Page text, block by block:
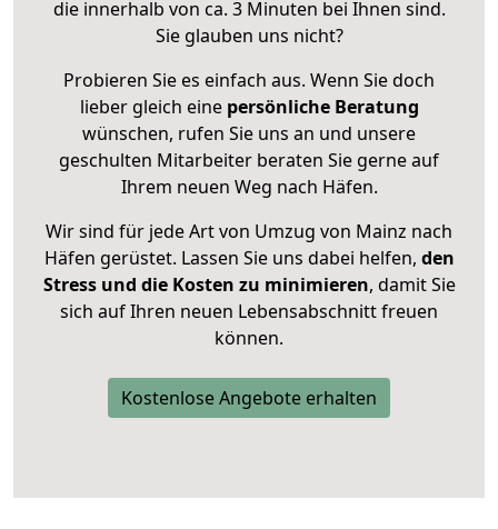
die innerhalb von ca. 3 Minuten bei Ihnen sind.
Sie glauben uns nicht?
Probieren Sie es einfach aus. Wenn Sie doch
lieber gleich eine persönliche Beratung
wünschen, rufen Sie uns an und unsere
geschulten Mitarbeiter beraten Sie gerne auf
Ihrem neuen Weg nach Häfen.
Wir sind für jede Art von Umzug von Mainz nach
Häfen gerüstet. Lassen Sie uns dabei helfen, den
Stress und die Kosten zu minimieren, damit Sie
sich auf Ihren neuen Lebensabschnitt freuen
können.
Kostenlose Angebote erhalten